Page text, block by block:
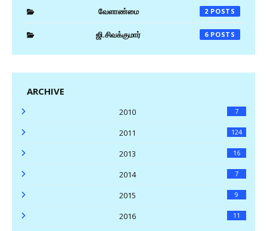
வேளாண்மை 2
ஜி.சிவக்குமார் 6
ARCHIVE
2010 7
2011 124
2013 16
2014 7
2015 9
2016 11